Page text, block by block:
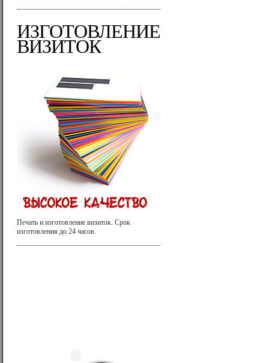
ИЗГОТОВЛЕНИЕ
ВИЗИТОК
Печать и изготовление визиток. Срок
изготовления до 24 часов.